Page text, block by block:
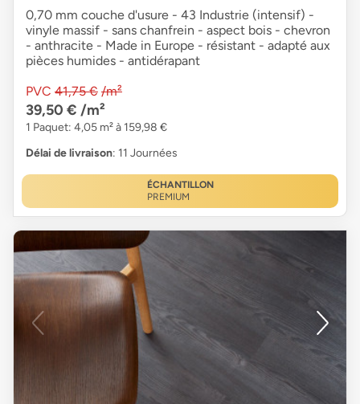
0,70 mm couche d'usure - 43 Industrie (intensif) -
vinyle massif - sans chanfrein - aspect bois - chevron
- anthracite - Made in Europe - résistant - adapté aux
pièces humides - antidérapant
PVC 41,75 € /m²
39,50 € /m²
1 Paquet: 4,05 m² à 159,98 €
Délai de livraison: 11 Journées
ÉCHANTILLON
PREMIUM